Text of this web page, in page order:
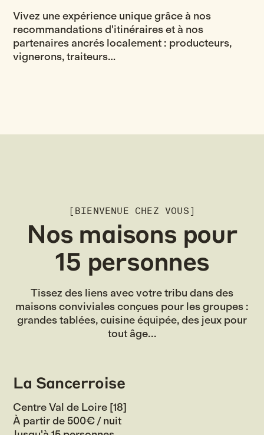
Vivez une expérience unique grâce à nos
recommandations d'itinéraires et à nos
partenaires ancrés localement : producteurs,
vignerons, traiteurs…
[BIENVENUE CHEZ VOUS]
Nos maisons pour
15 personnes
Tissez des liens avec votre tribu dans des
maisons conviviales conçues pour les groupes :
grandes tablées, cuisine équipée, des jeux pour
tout âge...
La Sancerroise
Centre Val de Loire [18]
À partir de 500€ / nuit